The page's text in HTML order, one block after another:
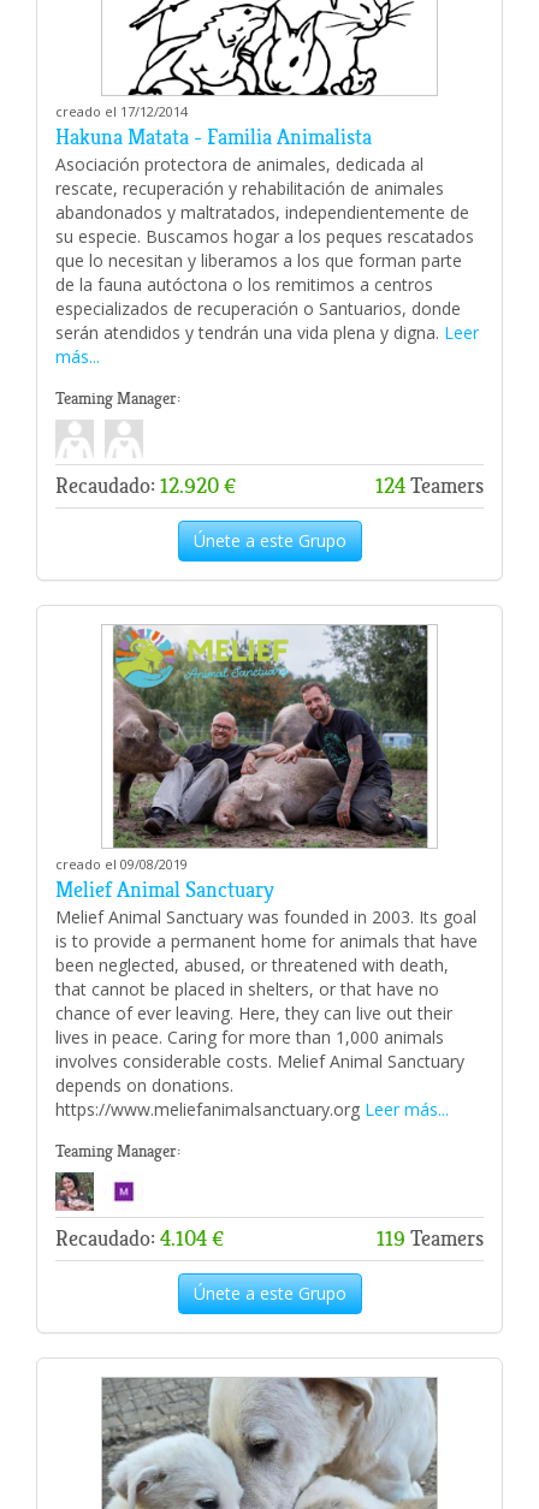
creado el 17/12/2014
Hakuna Matata - Familia Animalista
Asociación protectora de animales, dedicada al
rescate, recuperación y rehabilitación de animales
abandonados y maltratados, independientemente de
su especie. Buscamos hogar a los peques rescatados
que lo necesitan y liberamos a los que forman parte
de la fauna autóctona o los remitimos a centros
especializados de recuperación o Santuarios, donde
serán atendidos y tendrán una vida plena y digna. Leer
más...
Teaming Manager:
Recaudado: 12.920 € 124Teamers
Únete a este Grupo
creado el 09/08/2019
Melief Animal Sanctuary
Melief Animal Sanctuary was founded in 2003. Its goal
is to provide a permanent home for animals that have
been neglected, abused, or threatened with death,
that cannot be placed in shelters, or that have no
chance of ever leaving. Here, they can live out their
lives in peace. Caring for more than 1,000 animals
involves considerable costs. Melief Animal Sanctuary
depends on donations.
https://www.meliefanimalsanctuary.org Leer más...
Teaming Manager:
Recaudado: 4.104 € 119 Teamers
Únete a este Grupo